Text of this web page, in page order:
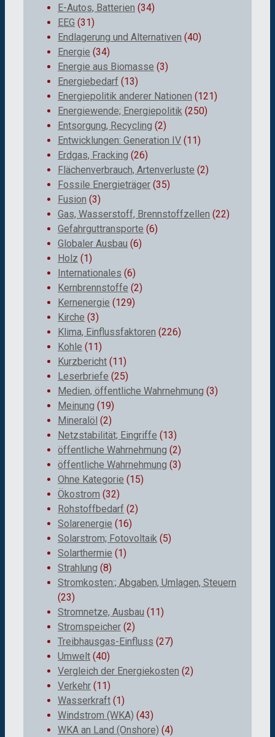
E-Autos, Batterien (34)
EEG (31)
Endlagerung und Alternativen (40)
Energie (34)
Energie aus Biomasse (3)
Energiebedarf (13)
Energiepolitik anderer Nationen (121)
Energiewende; Energiepolitik (250)
Entsorgung, Recycling (2)
Entwicklungen: Generation IV (11)
Erdgas, Fracking (26)
Flächenverbrauch, Artenverluste (2)
Fossile Energieträger (35)
Fusion (3)
Gas, Wasserstoff, Brennstoffzellen (22)
Gefahrguttransporte (6)
Globaler Ausbau (6)
Holz (1)
Internationales (6)
Kernbrennstoffe (2)
Kernenergie (129)
Kirche (3)
Klima, Einflussfaktoren (226)
Kohle (11)
Kurzbericht (11)
Leserbriefe (25)
Medien, öffentliche Wahrnehmung (3)
Meinung (19)
Mineralöl (2)
Netzstabilität; Eingriffe (13)
öffentliche Wahrnehmung (2)
öffentliche Wahrnehmung (3)
Ohne Kategorie (15)
Ökostrom (32)
Rohstoffbedarf (2)
Solarenergie (16)
Solarstrom; Fotovoltaik (5)
Solarthermie (1)
Strahlung (8)
Stromkosten:; Abgaben, Umlagen, Steuern
(23)
Stromnetze, Ausbau (11)
Stromspeicher (2)
Treibhausgas-Einfluss (27)
Umwelt (40)
Vergleich der Energiekosten (2)
Verkehr (11)
Wasserkraft (1)
Windstrom (WKA) (43)
WKA an Land (Onshore) (4)